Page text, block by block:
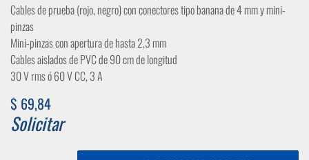
Cables de prueba (rojo, negro) con conectores tipo banana de 4 mm y mini-
pinzas
Mini-pinzas con apertura de hasta 2,3 mm
Cables aislados de PVC de 90 cm de longitud
30 V rms ó 60 V CC, 3 A
$ 69,84
Solicitar